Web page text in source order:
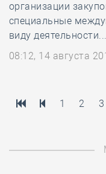
организации
специальные
виду
08:12, 14 августа
1 2 3